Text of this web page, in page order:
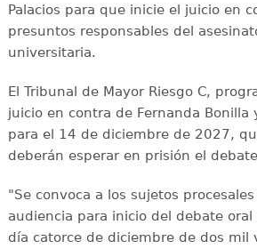
Palacios para que inicie el juicio en
presuntos responsables del
universitaria.
El Tribunal de Mayor Riesgo C,
juicio en contra de Fernanda Bonilla
para el 14 de diciembre de 2027,
deberán esperar en prisión el
"Se convoca a los sujetos
audiencia para inicio del debate
día catorce de diciembre de dos mil